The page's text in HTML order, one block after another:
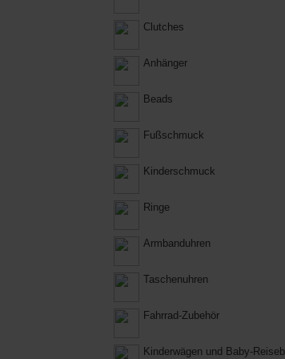
Clutches
Anhänger
Beads
Fußschmuck
Kinderschmuck
Ringe
Armbanduhren
Taschenuhren
Fahrrad-Zubehör
Kinderwägen und Baby-